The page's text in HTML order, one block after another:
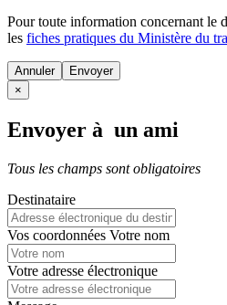
Pour toute information concernant le
les fiches pratiques du Ministère du
Annuler
×
Envoyer à un ami
Tous les champs sont obligatoires
Destinataire
Vos coordonnées Votre nom
Votre adresse électronique